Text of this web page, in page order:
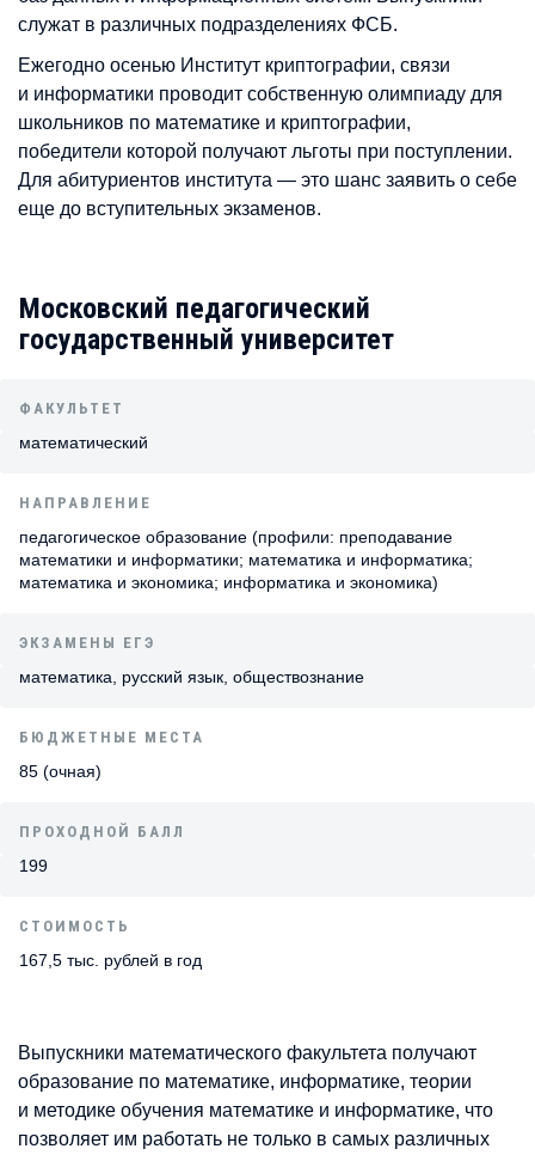
служат в различных подразделениях ФСБ.
Ежегодно осенью Институт криптографии, связи
и информатики проводит собственную олимпиаду для
школьников по математике и криптографии,
победители которой получают льготы при поступлении.
Для абитуриентов института — это шанс заявить о себе
еще до вступительных экзаменов.
Московский педагогический
государственный университет
ФАКУЛЬТЕТ
математический
НАПРАВЛЕНИЕ
педагогическое образование (профили: преподавание
математики и информатики; математика и информатика;
математика и экономика; информатика и экономика)
ЭКЗАМЕНЫ ЕГЭ
математика, русский язык, обществознание
БЮДЖЕТНЫЕ МЕСТА
85 (очная)
ПРОХОДНОЙ БАЛЛ
199
СТОИМОСТЬ
167,5 тыс. рублей в год
Выпускники математического факультета получают
образование по математике, информатике, теории
и методике обучения математике и информатике, что
позволяет им работать не только в самых различных